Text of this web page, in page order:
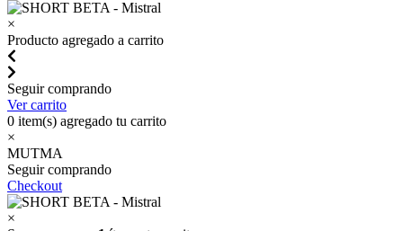
×
Producto agregado a carrito
Seguir comprando
Ver carrito
0 item(s) agregado tu carrito
×
MUTMA
Seguir comprando
Checkout
×